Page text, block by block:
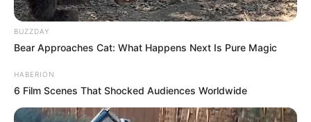
BUZZDAY
Bear Approaches Cat: What Happens Next Is Pure Magic
HABERION
6 Film Scenes That Shocked Audiences Worldwide